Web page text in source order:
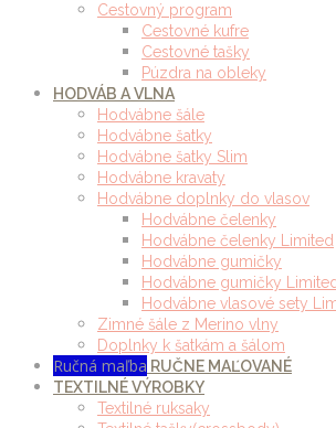
Cestovný program
Cestovné kufre
Cestovné tašky
Púzdra na obleky
HODVÁB A VLNA
Hodvábne šále
Hodvábne šatky
Hodvábne šatky Slim
Hodvábne kravaty
Hodvábne doplnky do vlasov
Hodvábne čelenky
Hodvábne čelenky Limited
Hodvábne gumičky
Hodvábne gumičky Limited
Hodvábne vlasové sety
Zimné šále z Merino vlny
Doplnky k šatkám a šálom
Ručná maľba RUČNE MAĽOVANÉ
TEXTILNÉ VÝROBKY
Textilné ruksaky